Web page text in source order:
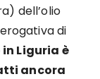
dell’olio
di
Liguria è
ancora